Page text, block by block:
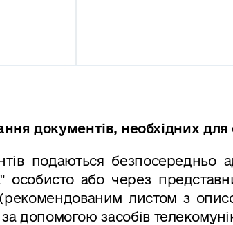
документів, необхідних
подаються безпосередньо
особисто або через
листом з
допомогою засобів